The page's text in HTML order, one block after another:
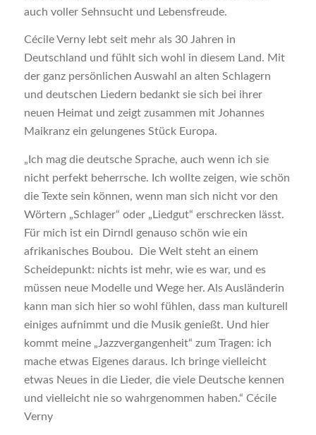
auch voller Sehnsucht und Lebensfreude.
Cécile Verny lebt seit mehr als 30 Jahren in
Deutschland und fühlt sich wohl in diesem Land. Mit
der ganz persönlichen Auswahl an alten Schlagern
und deutschen Liedern bedankt sie sich bei ihrer
neuen Heimat und zeigt zusammen mit Johannes
Maikranz ein gelungenes Stück Europa.
„Ich mag die deutsche Sprache, auch wenn ich sie
nicht perfekt beherrsche. Ich wollte zeigen, wie schön
die Texte sein können, wenn man sich nicht vor den
Wörtern „Schlager“ oder „Liedgut“ erschrecken lässt.
Für mich ist ein Dirndl genauso schön wie ein
afrikanisches Boubou. Die Welt steht an einem
Scheidepunkt: nichts ist mehr, wie es war, und es
müssen neue Modelle und Wege her. Als Ausländerin
kann man sich hier so wohl fühlen, dass man kulturell
einiges aufnimmt und die Musik genießt. Und hier
kommt meine „Jazzvergangenheit“ zum Tragen: ich
mache etwas Eigenes daraus. Ich bringe vielleicht
etwas Neues in die Lieder, die viele Deutsche kennen
und vielleicht nie so wahrgenommen haben.“ Cécile
Verny